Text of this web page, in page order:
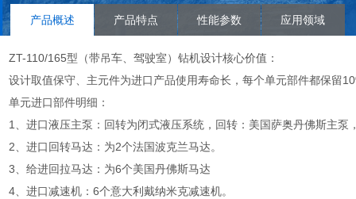
产品概述 产品特点 性能参数 应用领域
ZT-110/165型（带吊车、驾驶室）钻机设计核心价值：
设计取值保守、主元件为进口产品使用寿命长，每个单元部件都保留
单元进口部件明细：
1、进口液压主泵：回转为闭式液压系统，回转：美国萨奥丹佛斯主泵
2、进口回转马达：为2个法国波克兰马达。
3、给进回拉马达：为6个美国丹佛斯马达
4、进口减速机：6个意大利戴纳米克减速机。